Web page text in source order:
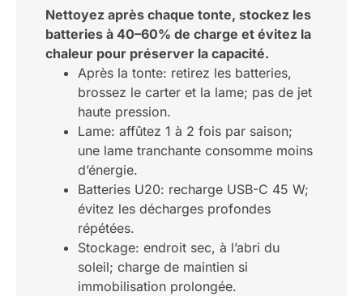
Nettoyez après chaque tonte, stockez les
batteries à 40–60% de charge et évitez la
chaleur pour préserver la capacité.
Après la tonte: retirez les batteries,
brossez le carter et la lame; pas de jet
haute pression.
Lame: affûtez 1 à 2 fois par saison;
une lame tranchante consomme moins
d’énergie.
Batteries U20: recharge USB-C 45 W;
évitez les décharges profondes
répétées.
Stockage: endroit sec, à l’abri du
soleil; charge de maintien si
immobilisation prolongée.